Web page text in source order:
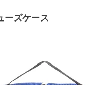
ーズケース